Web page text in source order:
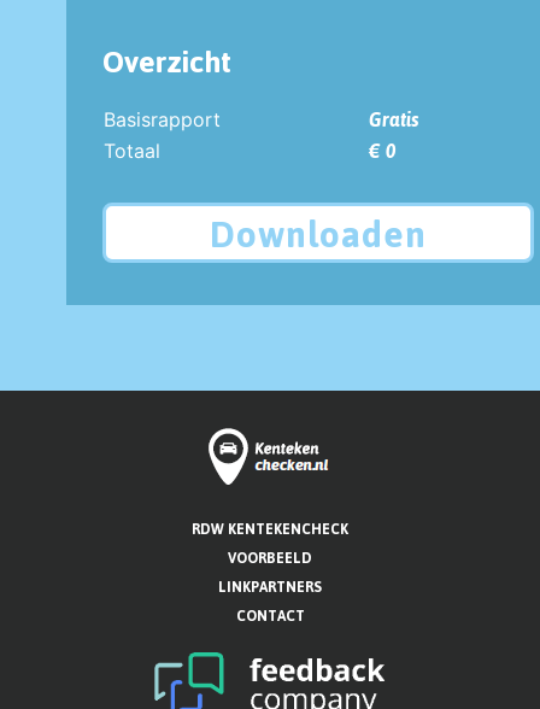
Overzicht
Basisrapport
Gratis
Totaal
€ 0
Downloaden
RDW KENTEKENCHECK
VOORBEELD
LINKPARTNERS
CONTACT